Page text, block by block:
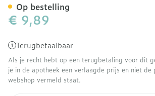
€ 9,89
Terugbetaalbaar
Als je recht hebt op een terugbetaling voor dit
je in de apotheek een verlaagde prijs en niet de
webshop vermeld staat.
Op bestelling